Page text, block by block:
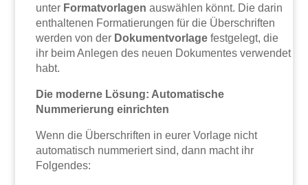
unter Formatvorlagen auswählen könnt. Die darin
enthaltenen Formatierungen für die Überschriften
werden von der Dokumentvorlage festgelegt, die
ihr beim Anlegen des neuen Dokumentes verwendet
habt.
Die moderne Lösung: Automatische
Nummerierung einrichten
Wenn die Überschriften in eurer Vorlage nicht
automatisch nummeriert sind, dann macht ihr
Folgendes: